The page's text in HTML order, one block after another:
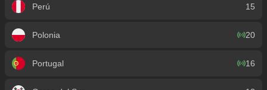
Perú 15
Polonia 20
Portugal 16